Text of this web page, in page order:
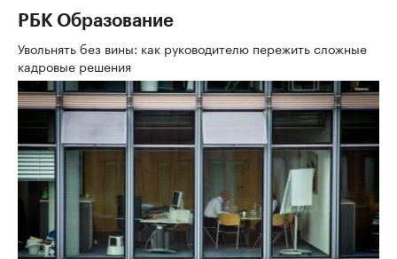
РБК Образование
Увольнять без вины: как руководителю пережить сложные
кадровые решения